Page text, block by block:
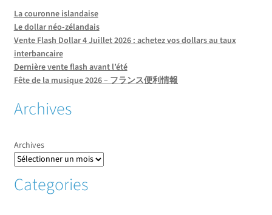
La couronne islandaise
Le dollar néo-zélandais
Vente Flash Dollar 4 Juillet 2026 : achetez vos dollars au taux
interbancaire
Dernière vente flash avant l’été
Fête de la musique 2026 – フランス便利情報
Archives
Archives
Categories